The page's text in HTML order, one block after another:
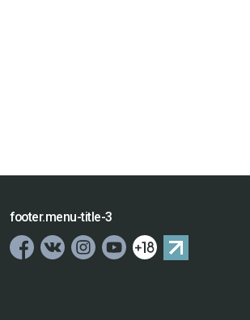
footer.menu-title-3